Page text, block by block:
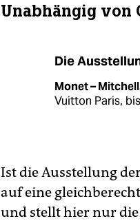
Unabhängig von
Die
Monet –
Vuitton Paris,
Ist die Ausstellung
auf eine
und stellt hier nur